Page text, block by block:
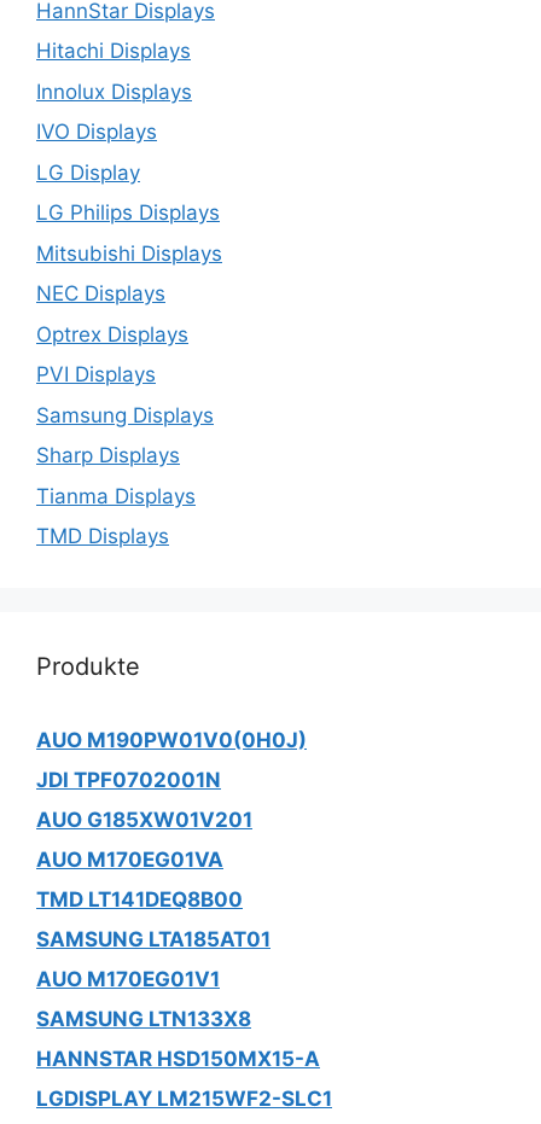
HannStar Displays
Hitachi Displays
Innolux Displays
IVO Displays
LG Display
LG Philips Displays
Mitsubishi Displays
NEC Displays
Optrex Displays
PVI Displays
Samsung Displays
Sharp Displays
Tianma Displays
TMD Displays
Produkte
AUO M190PW01V0(0H0J)
JDI TPF0702001N
AUO G185XW01V201
AUO M170EG01VA
TMD LT141DEQ8B00
SAMSUNG LTA185AT01
AUO M170EG01V1
SAMSUNG LTN133X8
HANNSTAR HSD150MX15-A
LGDISPLAY LM215WF2-SLC1